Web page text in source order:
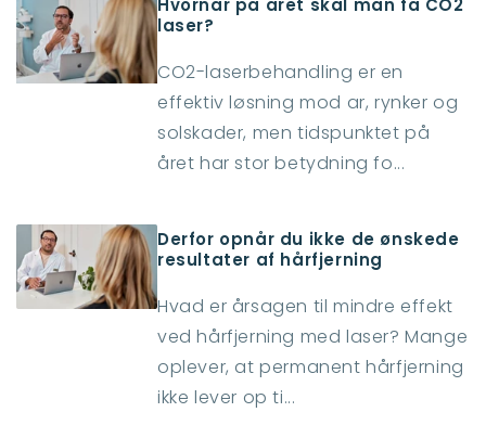
laser?
CO2-laserbehandling er en
effektiv løsning mod ar, rynker og
solskader, men tidspunktet på
året har stor betydning fo...
Derfor opnår du ikke de ønskede
resultater af hårfjerning
Hvad er årsagen til mindre effekt
ved hårfjerning med laser? Mange
oplever, at permanent hårfjerning
ikke lever op ti...